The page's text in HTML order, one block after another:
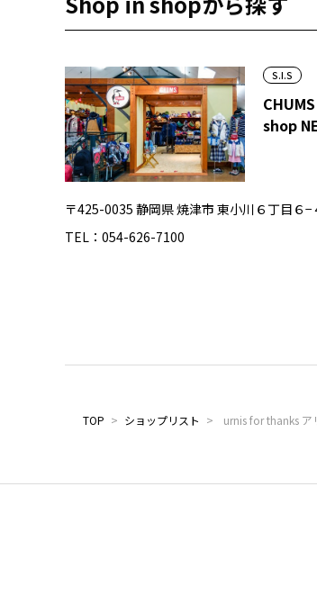
S.I.S
shop
〒425-0035 静岡県 焼津市 東小川６丁目６−
TEL：054-626-7100
TOP > ショップリスト > urnis for thanks ア